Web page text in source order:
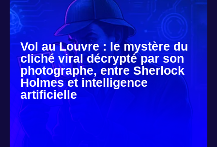
Vol au Louvre : le mystère du
cliché viral décrypté par son
photographe, entre Sherlock
Holmes et intelligence
artificielle